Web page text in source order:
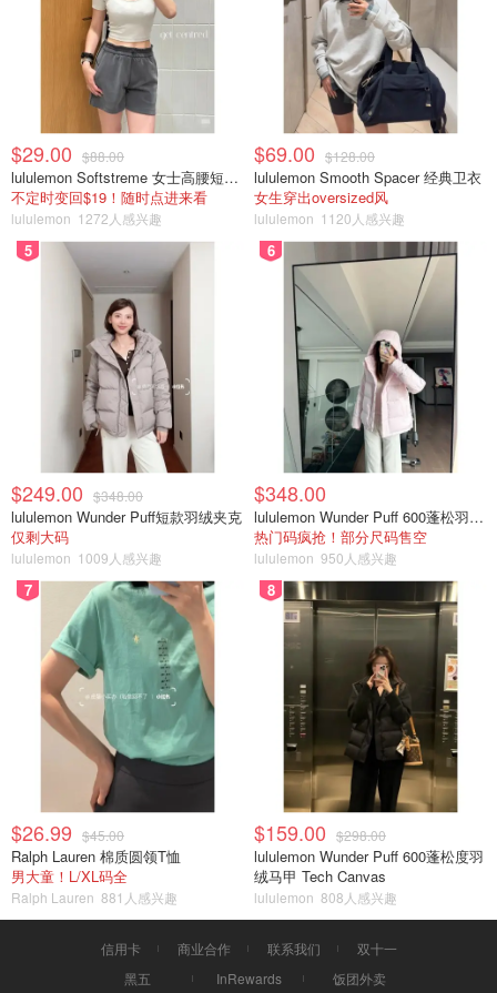
$29.00 $88.00
lululemon Softstreme 女士高腰短裤 10cm
不定时变回$19！随时点进来看
lululemon 1272人感兴趣
$69.00 $128.00
lululemon Smooth Spacer 经典卫衣
女生穿出oversized风
lululemon 1120人感兴趣
5
$249.00 $348.00
lululemon Wunder Puff短款羽绒夹克
仅剩大码
lululemon 1009人感兴趣
6
$348.00
lululemon Wunder Puff 600蓬松羽绒夹克
热门码疯抢！部分尺码售空
lululemon 950人感兴趣
7
$26.99 $45.00
Ralph Lauren 棉质圆领T恤
男大童！L/XL码全
Ralph Lauren 881人感兴趣
8
$159.00 $298.00
lululemon Wunder Puff 600蓬松度羽
绒马甲 Tech Canvas
lululemon 808人感兴趣
信用卡 商业合作 联系我们
双十一
黑五
InRewards 饭团外卖